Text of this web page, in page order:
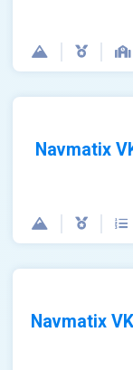
Navmatix
Navmatix